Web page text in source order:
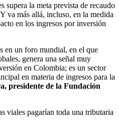
supera la meta prevista de recaudo
va más allá, incluso, en la medida
en los ingresos por inversión
en un foro mundial, en el que
genera una señal muy
en Colombia; es un sector
en materia de ingresos para la
presidente de la Fundación
viales pagarían toda una tributaria